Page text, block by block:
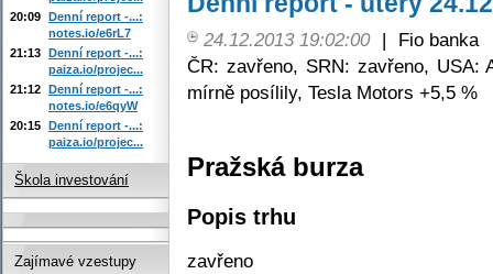
24.12.2013 19:02:00 |
Fio banka
ČR: zavřeno, SRN: zavřeno, USA:
mírně posílily, Tesla Motors +5,5 %
Pražská burza
Popis trhu
zavřeno
20:09 Denní report -...:
notes.io/e6rL7
21:13 Denní report -...:
paiza.io/projec...
21:12 Denní report -...:
notes.io/e6qyW
20:15 Denní report -...:
paiza.io/projec...
Škola investování
Zajímavé vzestupy